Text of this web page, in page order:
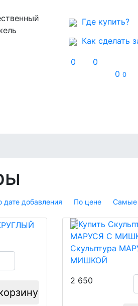
Где купить?
Как сделать
0
0
0 0
дате добавления По цене Самые
Скульптура
МИШКОЙ
2 650